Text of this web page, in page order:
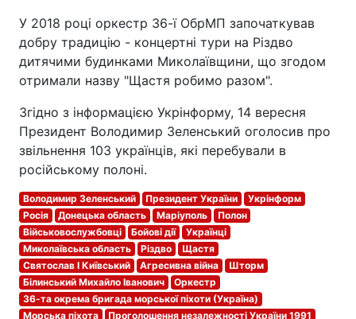
У 2018 році оркестр 36-ї ОбрМП започаткував
добру традицію - концертні тури на Різдво
дитячими будинками Миколаївщини, що згодом
отримали назву "Щастя робимо разом".
Згідно з інформацією Укрінформу, 14 вересня
Президент Володимир Зеленський оголосив про
звільнення 103 українців, які перебували в
російському полоні.
Володимир Зеленський Президент України
Укрінформ
Росія
Донецька область Маріуполь
Полон
Військовослужбовці
Бойові дії
Українці
Миколаївська область
Різдво
Щастя
Святослав I Київський
Агресивна війна
Шторм
Білинський Михайло Іванович
Оркестр
36-та окрема бригада морської піхоти (Україна)
Морська піхота
Проголошення незалежності України 1991